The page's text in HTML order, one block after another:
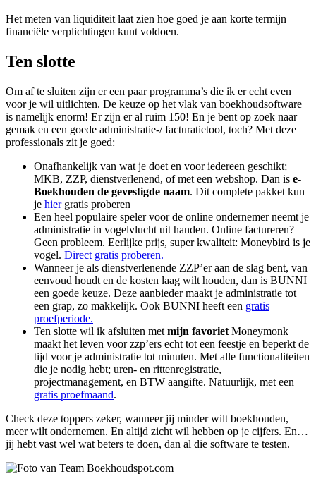
Het meten van liquiditeit laat zien hoe goed je aan korte termijn
financiële verplichtingen kunt voldoen.
Ten slotte
Om af te sluiten zijn er een paar programma’s die ik er echt even
voor je wil uitlichten. De keuze op het vlak van boekhoudsoftware
is namelijk enorm! Er zijn er al ruim 150! En je bent op zoek naar
gemak en een goede administratie-/ facturatietool, toch? Met deze
professionals zit je goed:
Onafhankelijk van wat je doet en voor iedereen geschikt;
MKB, ZZP, dienstverlenend, of met een webshop. Dan is e-
Boekhouden de gevestigde naam. Dit complete pakket kun
je hiergratis proberen
Een heel populaire speler voor de online ondernemer neemt je
administratie in vogelvlucht uit handen. Online factureren?
Geen probleem. Eerlijke prijs, super kwaliteit: Moneybird is je
vogel. Direct gratis proberen.
Wanneer je als dienstverlenende ZZP’er aan de slag bent, van
eenvoud houdt en de kosten laag wilt houden, dan is BUNNI
een goede keuze. Deze aanbieder maakt je administratie tot
een grap, zo makkelijk. Ook BUNNI heeft een gratis
proefperiode.
Ten slotte wil ik afsluiten met mijn favoriet Moneymonk
maakt het leven voor zzp’ers echt tot een feestje en beperkt de
tijd voor je administratie tot minuten. Met alle functionaliteiten
die je nodig hebt; uren- en rittenregistratie,
projectmanagement, en BTW aangifte. Natuurlijk, met een
gratis proefmaand.
Check deze toppers zeker, wanneer jij minder wilt boekhouden,
meer wilt ondernemen. En altijd zicht wil hebben op je cijfers. En…
jij hebt vast wel wat beters te doen, dan al die software te testen.